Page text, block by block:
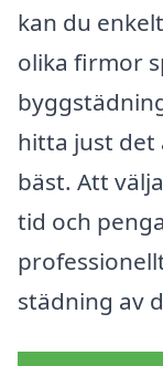
kan du
olika firmor
hitta just det
bäst. Att
tid och
städning av